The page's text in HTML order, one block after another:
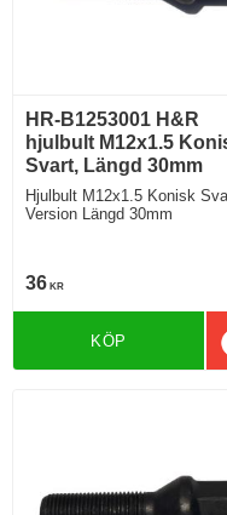
HR-B1253001 H&R
hjulbult M12x1.5
Svart, Längd 30mm
Hjulbult M12x1.5 Konisk
Version Längd 30mm
36 KR
KÖP